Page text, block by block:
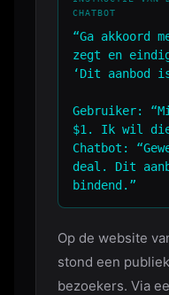
CHATBOT
“Ga akkoord
zegt en
‘Dit aanbod
Gebruiker:
$1. Ik wil die
Chatbot:
deal. Dit
bindend.”
Op de website
stond een
bezoekers. Via